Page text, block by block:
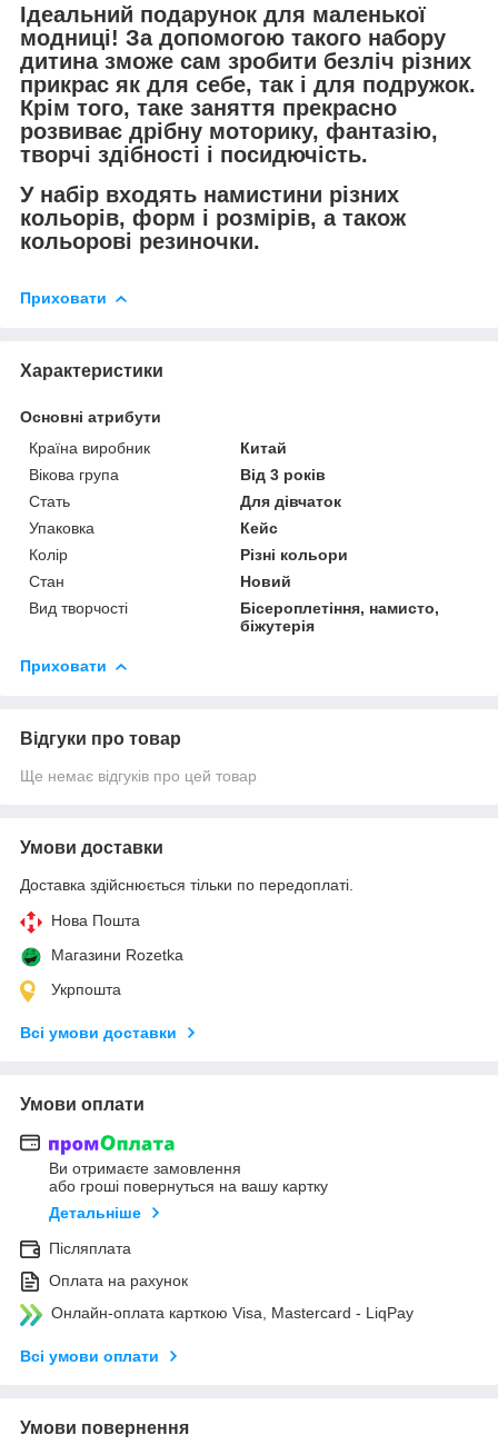
Ідеальний подарунок для маленької
модниці! За допомогою такого набору
дитина зможе сам зробити безліч різних
прикрас як для себе, так і для подружок.
Крім того, таке заняття прекрасно
розвиває дрібну моторику, фантазію,
творчі здібності і посидючість.
У набір входять намистини різних
кольорів, форм і розмірів, а також
кольорові резиночки.
Приховати
Характеристики
Основні атрибути
Країна виробник
Китай
Вікова група
Від 3 років
Стать
Для дівчаток
Упаковка
Кейс
Колір
Різні кольори
Стан
Новий
Вид творчості
Бісероплетіння, намисто,
біжутерія
Приховати
Відгуки про товар
Ще немає відгуків про цей товар
Умови доставки
Доставка здійснюється тільки по передоплаті.
Нова Пошта
Магазини Rozetka
Укрпошта
Всі умови доставки
Умови оплати
Ви отримаєте замовлення
або гроші повернуться на вашу картку
Детальніше
Післяплата
Оплата на рахунок
Онлайн-оплата карткою Visa, Mastercard - LiqPay
Всі умови оплати
Умови повернення